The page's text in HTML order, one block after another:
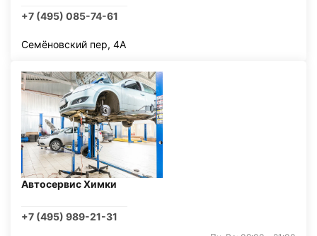
+7 (495) 085-74-61
Семёновский пер, 4А
Автосервис Химки
+7 (495) 989-21-31